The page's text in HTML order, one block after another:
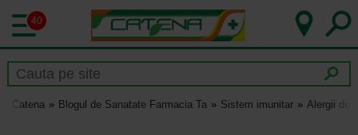
40
Catena Blogul de Sanatate Farmacia Ta Sistem imunitar Alergii de